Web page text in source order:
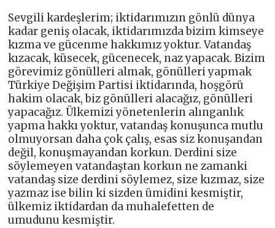
Sevgili kardeşlerim; iktidarımızın gönlü dünya
kadar geniş olacak, iktidarımızda bizim kimseye
kızma ve gücenme hakkımız yoktur. Vatandaş
kızacak, küsecek, gücenecek, naz yapacak. Bizim
görevimiz gönülleri almak, gönülleri yapmak
Türkiye Değişim Partisi iktidarında, hoşgörü
hakim olacak, biz gönülleri alacağız, gönülleri
yapacağız. Ülkemizi yönetenlerin alınganlık
yapma hakkı yoktur, vatandaş konuşunca mutlu
olmuyorsan daha çok çalış, esas siz konuşandan
değil, konuşmayandan korkun. Derdini size
söylemeyen vatandaştan korkun ne zamanki
vatandaş size derdini söylemez, size kızmaz, size
yazmaz ise bilin ki sizden ümidini kesmiştir,
ülkemiz iktidardan da muhalefetten de
umudunu kesmiştir.